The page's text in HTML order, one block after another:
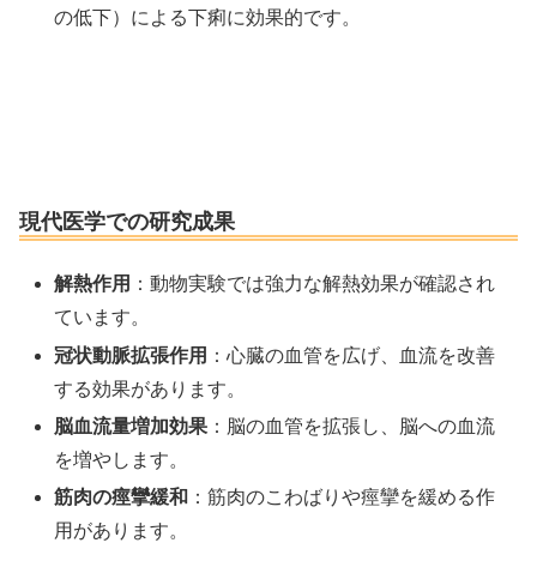
の低下）による下痢に効果的です。
現代医学での研究成果
解熱作用 ：動物実験では強力な解熱効果が確認され
ています。
冠状動脈拡張作用 ：心臓の血管を広げ、血流を改善
する効果があります。
脳血流量増加効果 ：脳の血管を拡張し、脳への血流
を増やします。
筋肉の痙攣緩和 ：筋肉のこわばりや痙攣を緩める作
用があります。